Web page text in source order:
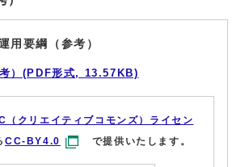
要綱（参考）
）(PDF形式, 13.57KB)
（クリエイティブコモンズ）ライセン
CC-BY4.0 で提供いたします。